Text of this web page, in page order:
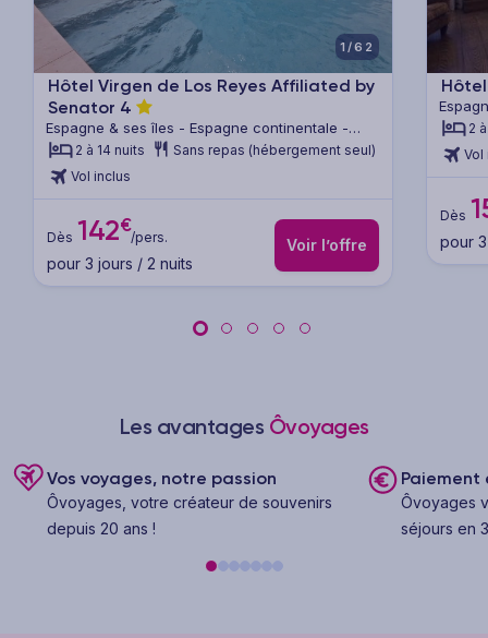
1/62
Hôtel Virgen de Los Reyes Affiliated by
Senator 4
Espagne & ses îles - Espagne continentale -
Andalousie
2 à 14 nuits
Sans repas (hébergement seul)
Vol inclus
Dès 142€
/pers.
pour 3 jours / 2 nuits
Voir l’offre
2
Vol
Dès
pour
Les avantages Ôvoyages
Vos voyages, notre passion
Ôvoyages, votre créateur de souvenirs
depuis 20 ans !
Paiement
Ôvoyages
séjours en